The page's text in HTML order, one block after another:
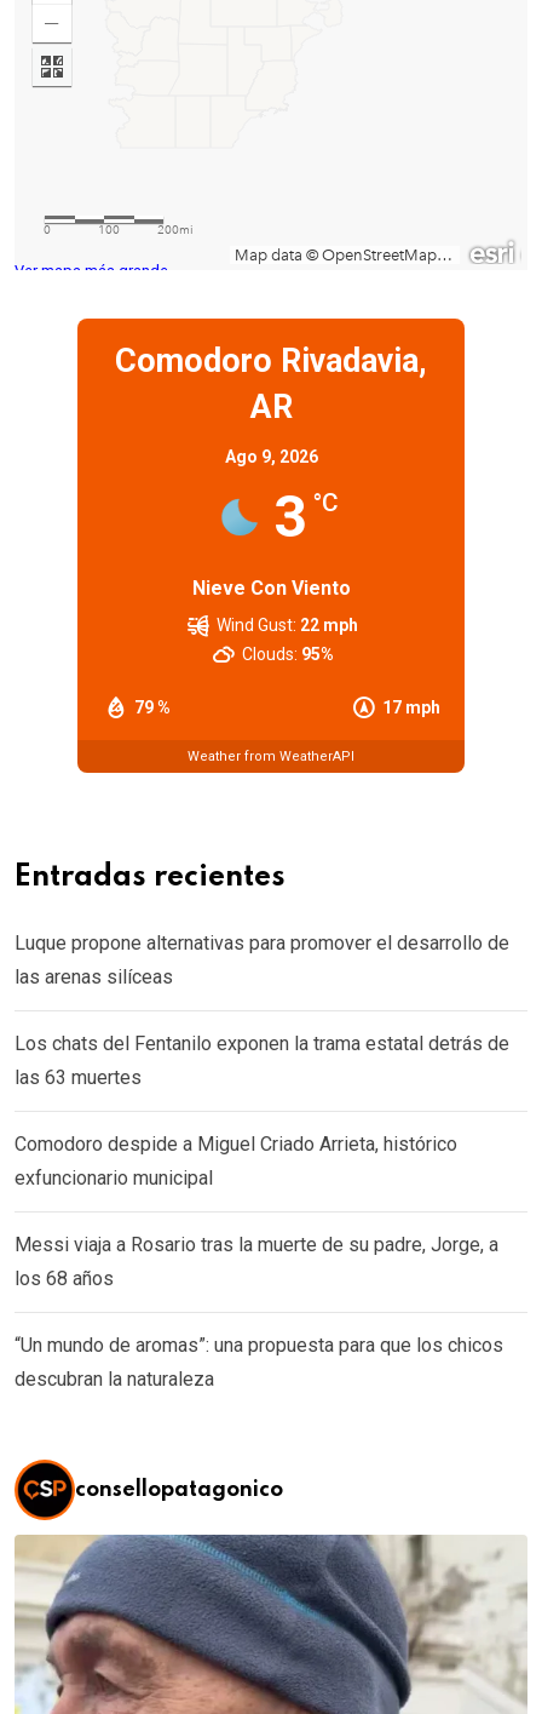
Ver mapa más grande
Comodoro Rivadavia,
AR
Ago 9, 2026
3 °C
Nieve Con Viento
79 % 17 mph
Wind Gust: 22 mph
Clouds: 95%
Weather from WeatherAPI
Entradas recientes
Luque propone alternativas para promover el desarrollo de
las arenas silíceas
Los chats del Fentanilo exponen la trama estatal detrás de
las 63 muertes
Comodoro despide a Miguel Criado Arrieta, histórico
exfuncionario municipal
Messi viaja a Rosario tras la muerte de su padre, Jorge, a
los 68 años
“Un mundo de aromas”: una propuesta para que los chicos
descubran la naturaleza
consellopatagonico